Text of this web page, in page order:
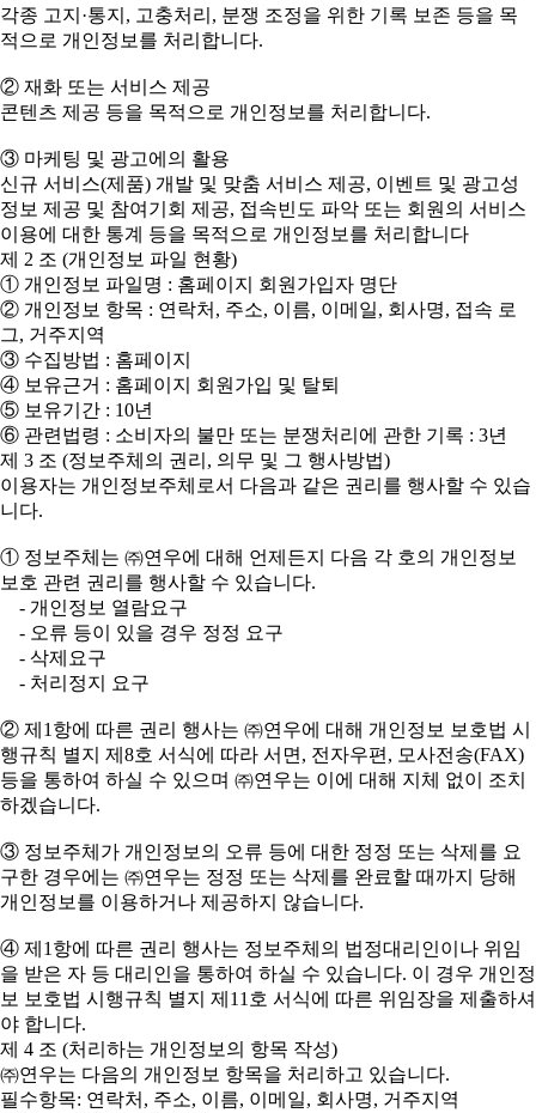
각종 고지·통지, 고충처리, 분쟁 조정을 위한 기록 보존 등을 목
적으로 개인정보를 처리합니다.
② 재화 또는 서비스 제공
콘텐츠 제공 등을 목적으로 개인정보를 처리합니다.
③ 마케팅 및 광고에의 활용
신규 서비스(제품) 개발 및 맞춤 서비스 제공, 이벤트 및 광고성
정보 제공 및 참여기회 제공, 접속빈도 파악 또는 회원의 서비스
이용에 대한 통계 등을 목적으로 개인정보를 처리합니다
제 2 조 (개인정보 파일 현황)
① 개인정보 파일명 : 홈페이지 회원가입자 명단
② 개인정보 항목 : 연락처, 주소, 이름, 이메일, 회사명, 접속 로
그, 거주지역
③ 수집방법 : 홈페이지
④ 보유근거 : 홈페이지 회원가입 및 탈퇴
⑤ 보유기간 : 10년
⑥ 관련법령 : 소비자의 불만 또는 분쟁처리에 관한 기록 : 3년
제 3 조 (정보주체의 권리, 의무 및 그 행사방법)
이용자는 개인정보주체로서 다음과 같은 권리를 행사할 수 있습
니다.
① 정보주체는 ㈜연우에 대해 언제든지 다음 각 호의 개인정보
보호 관련 권리를 행사할 수 있습니다.
- 개인정보 열람요구
- 오류 등이 있을 경우 정정 요구
- 삭제요구
- 처리정지 요구
② 제1항에 따른 권리 행사는 ㈜연우에 대해 개인정보 보호법 시
행규칙 별지 제8호 서식에 따라 서면, 전자우편, 모사전송(FAX)
등을 통하여 하실 수 있으며 ㈜연우는 이에 대해 지체 없이 조치
하겠습니다.
③ 정보주체가 개인정보의 오류 등에 대한 정정 또는 삭제를 요
구한 경우에는 ㈜연우는 정정 또는 삭제를 완료할 때까지 당해
개인정보를 이용하거나 제공하지 않습니다.
④ 제1항에 따른 권리 행사는 정보주체의 법정대리인이나 위임
을 받은 자 등 대리인을 통하여 하실 수 있습니다. 이 경우 개인정
보 보호법 시행규칙 별지 제11호 서식에 따른 위임장을 제출하셔
야 합니다.
제 4 조 (처리하는 개인정보의 항목 작성)
㈜연우는 다음의 개인정보 항목을 처리하고 있습니다.
필수항목: 연락처, 주소, 이름, 이메일, 회사명, 거주지역